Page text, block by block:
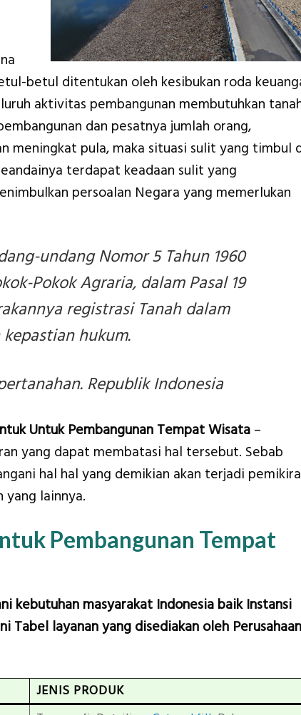
betul ditentukan oleh kesibukan roda
aktivitas pembangunan membutuhkan
dan pesatnya jumlah orang,
meningkat pula, maka situasi sulit yang timbul
terdapat keadaan sulit yang
persoalan Negara yang memerlukan
undang Nomor 5 Tahun 1960
Pokok Agraria, dalam Pasal 19
registrasi Tanah dalam
hukum.
Republik Indonesia
Untuk Pembangunan Tempat Wisata –
yang dapat membatasi hal tersebut. Sebab
hal hal yang demikian akan terjadi
yang lainnya.
Pembangunan Tempat
kebutuhan masyarakat Indonesia baik Instansi
Tabel layanan yang disediakan oleh Perusahaan
JENIS PRODUK